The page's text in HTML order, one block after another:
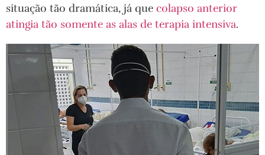
situação tão dramática, já que colapso anterior
atingia tão somente as alas de terapia intensiva.